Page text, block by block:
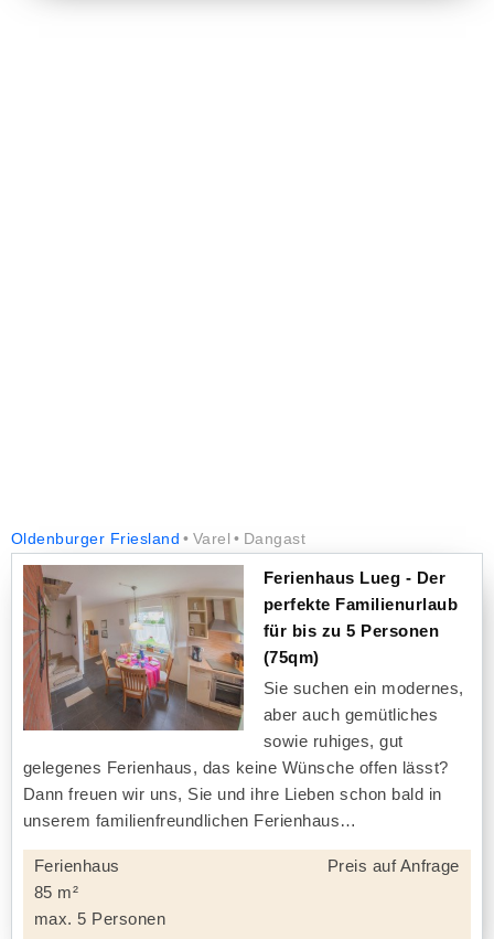
Oldenburger Friesland Varel Dangast
Ferienhaus Lueg - Der
perfekte Familienurlaub
für bis zu 5 Personen
(75qm)
Sie suchen ein modernes,
aber auch gemütliches
sowie ruhiges, gut
gelegenes Ferienhaus, das keine Wünsche offen lässt?
Dann freuen wir uns, Sie und ihre Lieben schon bald in
unserem familienfreundlichen Ferienhaus
Ferienhaus
85 m²
max. 5 Personen
Preis auf Anfrage